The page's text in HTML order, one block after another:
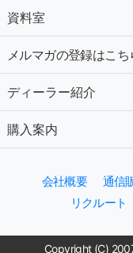
資料室
メルマガの登録はこち
ディーラー紹介
購入案内
会社概要 通信
リクルート
Copyright (C)